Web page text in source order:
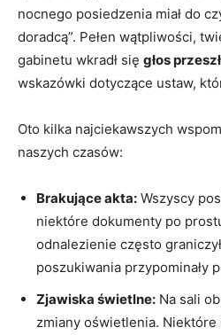
nocnego posiedzenia miał do
doradcą”. Pełen wątpliwości,
gabinetu wkradł się głos
wskazówki dotyczące ustaw,
Oto kilka najciekawszych
naszych czasów:
Brakujące akta: Wszyscy
niektóre dokumenty po
odnalezienie często
poszukiwania przypominały
Zjawiska świetlne: Na sali
zmiany oświetlenia. Niektóre